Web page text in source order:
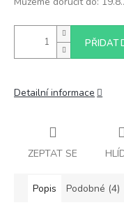
PŘIDAT
Detailní informace
ZEPTAT SE
Popis Podobné (4)